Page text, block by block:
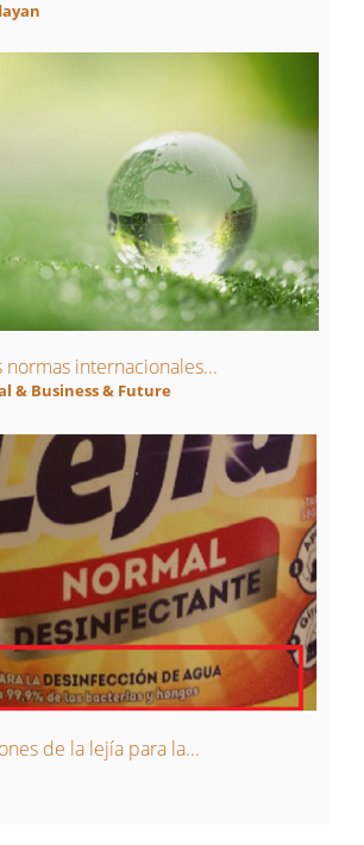
normas internacionales...
& Business & Future
de la lejía para la...